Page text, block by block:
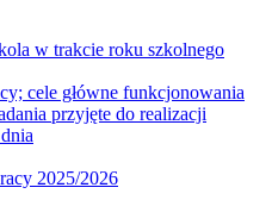
w trakcie roku szkolnego
cele główne funkcjonowania
przyjęte do realizacji
2025/2026